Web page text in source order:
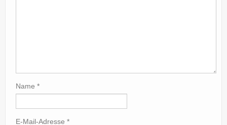
Name *
E-Mail-Adresse *